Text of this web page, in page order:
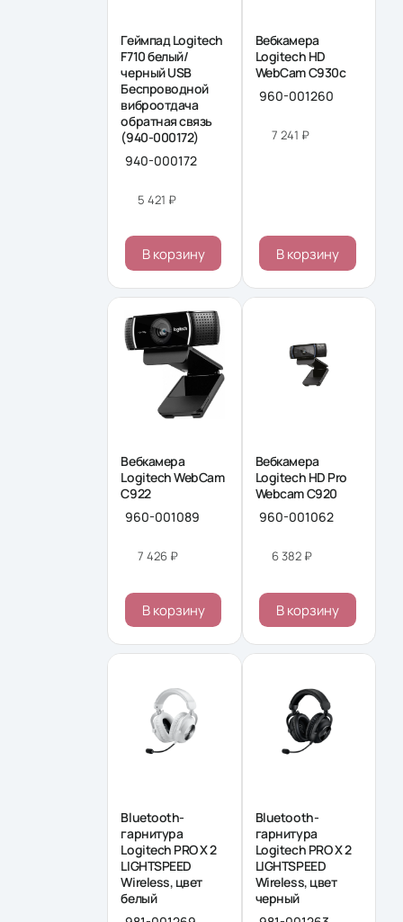
Геймпад Logitech
F710 белый/
черный USB
Беспроводной
виброотдача
обратная связь
(940-000172)
940-000172
5 421 ₽
В корзину
Вебкамера
Logitech HD
WebCam C930c
960-001260
7 241 ₽
В корзину
Вебкамера
Logitech WebCam
C922
960-001089
7 426 ₽
В корзину
Вебкамера
Logitech HD Pro
Webcam C920
960-001062
6 382 ₽
В корзину
Bluetooth-
гарнитура
Logitech PRO X 2
LIGHTSPEED
Wireless, цвет
белый
Bluetooth-
гарнитура
Logitech PRO X 2
LIGHTSPEED
Wireless, цвет
черный